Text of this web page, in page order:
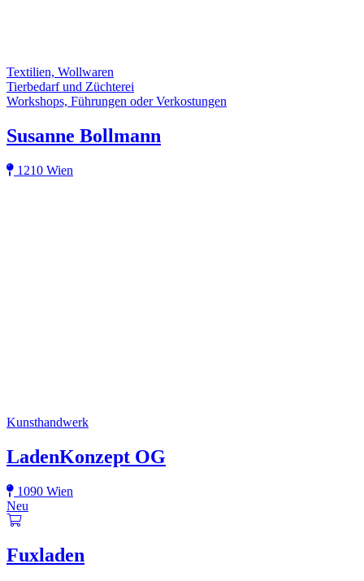
Textilien, Wollwaren
Tierbedarf und Züchterei
Workshops, Führungen oder Verkostungen
Susanne Bollmann
1210 Wien
Kunsthandwerk
LadenKonzept OG
1090 Wien
Neu
Fuxladen